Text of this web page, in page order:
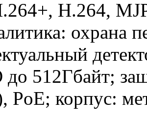
H.264,
охрана
512Гбайт;
PoE; корпус: